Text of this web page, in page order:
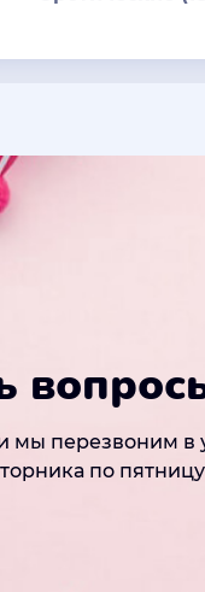
мы перезвоним в
по пятницу